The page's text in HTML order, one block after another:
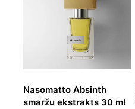
Nasomatto Absinth
smaržu ekstrakts 30 ml